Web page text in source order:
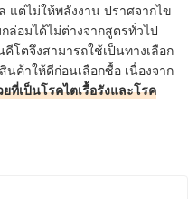
แต่ไม่ให้พลังงาน ปราศจากไข
ล่อมได้ไม่ต่างจากสูตรทั่วไป
โตจึงสามารถใช้เป็นทางเลือก
ค้าให้ดีก่อนเลือกซื้อ เนื่องจาก
ที่เป็นโรคไตเรื้อรังและโรค